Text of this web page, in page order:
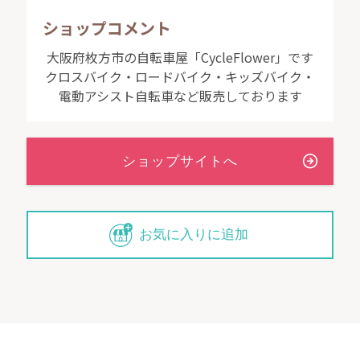
ショップコメント
大阪府枚方市の自転車屋「CycleFlower」です
クロスバイク・ロードバイク・キッズバイク・
電動アシスト自転車など販売しております
お気に入りに追加